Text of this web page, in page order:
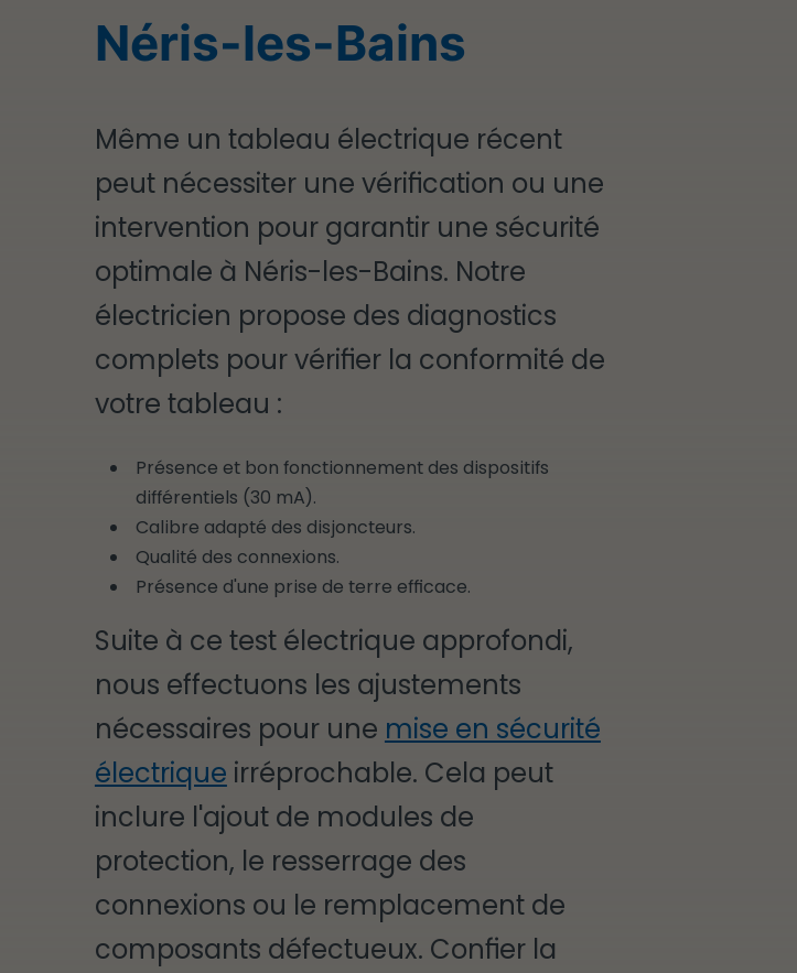
Néris-les-Bains
Même un tableau électrique récent
peut nécessiter une vérification ou une
intervention pour garantir une sécurité
optimale à Néris-les-Bains. Notre
électricien propose des diagnostics
complets pour vérifier la conformité de
votre tableau :
Présence et bon fonctionnement des dispositifs
différentiels (30 mA).
Calibre adapté des disjoncteurs.
Qualité des connexions.
Présence d'une prise de terre efficace.
Suite à ce test électrique approfondi,
nous effectuons les ajustements
nécessaires pour une mise en sécurité
électrique irréprochable. Cela peut
inclure l'ajout de modules de
protection, le resserrage des
connexions ou le remplacement de
composants défectueux. Confier la